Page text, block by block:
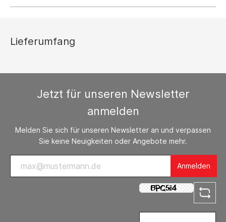
Lieferumfang
Jetzt für unseren Newsletter
anmelden
Melden Sie sich für unseren Newsletter an und verpassen
Sie keine Neuigkeiten oder Angebote mehr.
Anmelden